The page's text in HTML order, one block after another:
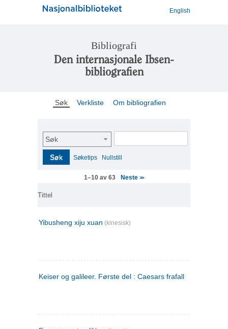
English
Bibliografi
Den internasjonale Ibsen-
bibliografien
Søk Verkliste Om bibliografien
Søk
Søk Søketips Nullstill
1–10 av 63 Neste>>
Tittel
Yibusheng xiju xuan (kinesisk)
Keiser og galileer. Første del : Caesars frafall